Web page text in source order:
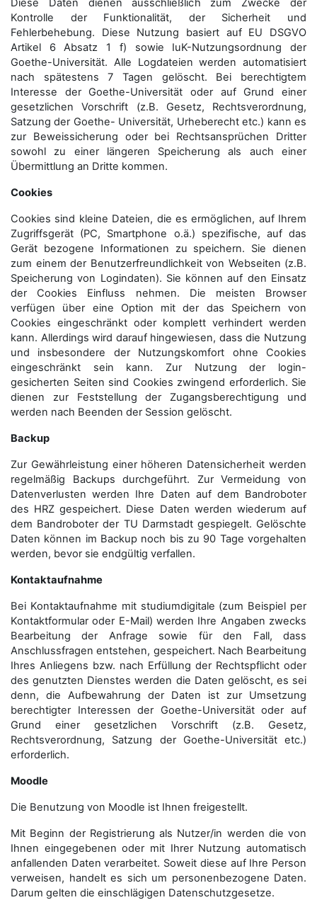
Diese Daten dienen ausschließlich zum Zwecke der
Kontrolle der Funktionalität, der Sicherheit und
Fehlerbehebung. Diese Nutzung basiert auf EU DSGVO
Artikel 6 Absatz 1 f) sowie IuK-Nutzungsordnung der
Goethe-Universität. Alle Logdateien werden auto­matisiert
nach spätestens 7 Tagen gelöscht. Bei berechtigtem
Interesse der Goethe-Universität oder auf Grund einer
gesetzlichen Vorschrift (z.B. Gesetz, Rechtsverordnung,
Satzung der Goethe- Universität, Urheberecht etc.) kann es
zur Beweissicherung oder bei Rechtsansprüchen Dritter
sowohl zu einer längeren Speicherung als auch einer
Übermittlung an Dritte kommen.
Cookies
Cookies sind kleine Dateien, die es ermöglichen, auf Ihrem
Zugriffsgerät (PC, Smartphone o.ä.) spezifische, auf das
Gerät bezogene Informationen zu speichern. Sie dienen
zum einem der Benutzerfreundlichkeit von Webseiten (z.B.
Speicherung von Logindaten). Sie können auf den Einsatz
der Cookies Einfluss nehmen. Die meisten Browser
verfügen über eine Option mit der das Speichern von
Cookies eingeschränkt oder komplett verhindert werden
kann. Allerdings wird darauf hingewiesen, dass die Nutzung
und insbesondere der Nutzungskomfort ohne Cookies
eingeschränkt sein kann. Zur Nutzung der login-
gesicherten Seiten sind Cookies zwingend erforderlich. Sie
dienen zur Feststellung der Zugangs­berechtigung und
werden nach Beenden der Session gelöscht.
Backup
Zur Gewährleistung einer höheren Datensicherheit werden
regelmäßig Backups durchgeführt. Zur Vermeidung von
Datenverlusten werden Ihre Daten auf dem Bandroboter
des HRZ gespeichert. Diese Daten werden wiederum auf
dem Bandroboter der TU Darmstadt gespiegelt. Gelöschte
Daten können im Backup noch bis zu 90 Tage vorgehalten
werden, bevor sie endgültig verfallen.
Kontaktaufnahme
Bei Kontaktaufnahme mit studiumdigitale (zum Beispiel per
Kontaktformular oder E-Mail) werden Ihre Angaben zwecks
Bearbeitung der Anfrage sowie für den Fall, dass
Anschluss­fragen entstehen, gespeichert. Nach Bearbeitung
Ihres Anliegens bzw. nach Erfüllung der Rechtspflicht oder
des genutzten Dienstes werden die Daten gelöscht, es sei
denn, die Aufbewahrung der Daten ist zur Umsetzung
berechtigter Interessen der Goethe-Universität oder auf
Grund einer gesetzlichen Vorschrift (z.B. Gesetz,
Rechtsverordnung, Satzung der Goethe-Universität etc.)
erforderlich.
Moodle
Die Benutzung von Moodle ist Ihnen freigestellt.
Mit Beginn der Registrierung als Nutzer/in werden die von
Ihnen eingegebenen oder mit Ihrer Nutzung automatisch
anfallenden Daten verarbeitet. Soweit diese auf Ihre Person
verweisen, handelt es sich um personenbezogene Daten.
Darum gelten die einschlägigen Datenschutzgesetze.